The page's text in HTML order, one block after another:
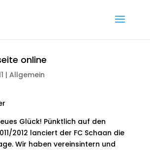
online
| Allgemein
Glück! Pünktlich auf den
2012 lanciert der FC Schaan die
Wir haben vereinsintern und